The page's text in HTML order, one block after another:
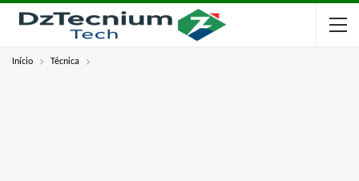
Início Técnica